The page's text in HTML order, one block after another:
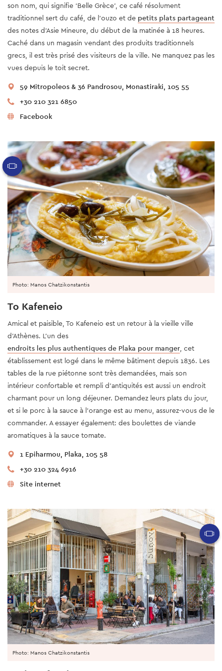
son nom, qui signifie ‘Belle Grèce’, ce café résolument
traditionnel sert du café, de l’ouzo et de petits plats partageant
des notes d’Asie Mineure, du début de la matinée à 18 heures.
Caché dans un magasin vendant des produits traditionnels
grecs, il est très prisé des visiteurs de la ville. Ne manquez pas les
vues depuis le toit secret.
59 Mitropoleos & 36 Pandrosou, Monastiraki, 105 55
+30 210 321 6850
Facebook
To Kafeneio
Amical et paisible, To Kafeneio est un retour à la vieille ville
d'Athènes. L'un des
endroits les plus authentiques de Plaka pour manger, cet
établissement est logé dans le même bâtiment depuis 1836. Les
tables de la rue piétonne sont très demandées, mais son
intérieur confortable et rempli d'antiquités est aussi un endroit
charmant pour un long déjeuner. Demandez leurs plats du jour,
et si le porc à la sauce à l'orange est au menu, assurez-vous de le
commander. A essayer également: des boulettes de viande
aromatiques à la sauce tomate.
1 Epiharmou, Plaka, 105 58
+30 210 324 6916
Site internet
Photo: Manos Chatzikonstantis
Photo: Manos Chatzikonstantis